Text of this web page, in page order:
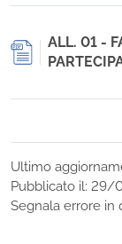
ALL. 01 -
Ultimo
Pubblicato il:
Segnala errore in